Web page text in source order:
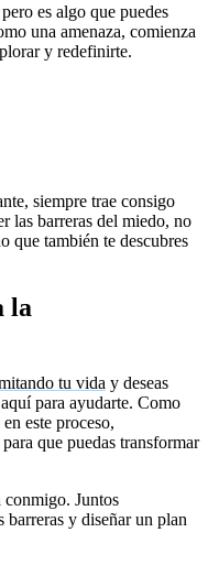
es algo que puedes
una amenaza, comienza
y redefinirte.
siempre trae consigo
las barreras del miedo, no
que también te descubres
la
tu vida y deseas
para ayudarte. Como
este proceso,
que puedas transformar
conmigo. Juntos
barreras y diseñar un plan